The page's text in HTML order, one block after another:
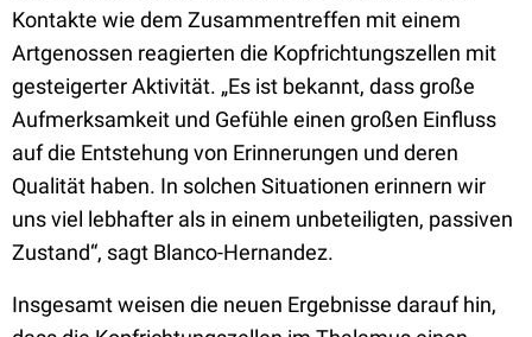
Kontakte wie dem Zusammentreffen mit einem
Artgenossen reagierten die Kopfrichtungszellen mit
gesteigerter Aktivität. „Es ist bekannt, dass große
Aufmerksamkeit und Gefühle einen großen Einfluss
auf die Entstehung von Erinnerungen und deren
Qualität haben. In solchen Situationen erinnern wir
uns viel lebhafter als in einem unbeteiligten, passiven
Zustand“, sagt Blanco-Hernandez.
Insgesamt weisen die neuen Ergebnisse darauf hin,